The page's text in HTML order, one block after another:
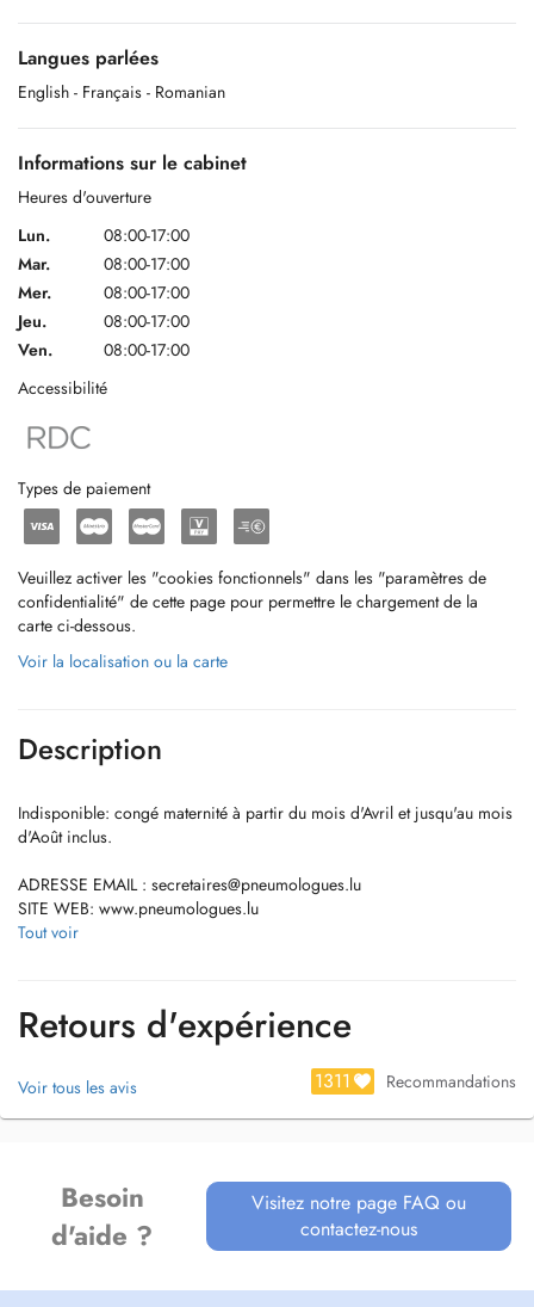
Langues parlées
English - Français - Romanian
Informations sur le cabinet
Heures d'ouverture
Lun.
08:00-17:00
Mar.
08:00-17:00
Mer.
08:00-17:00
Jeu.
08:00-17:00
Ven.
08:00-17:00
Accessibilité
Types de paiement
Veuillez activer les "cookies fonctionnels" dans les "paramètres de
confidentialité" de cette page pour permettre le chargement de la
carte ci-dessous.
Voir la localisation ou la carte
Description
Indisponible: congé maternité à partir du mois d'Avril et jusqu'au mois
d'Août inclus.
ADRESSE EMAIL : secretaires@pneumologues.lu
SITE WEB: www.pneumologues.lu
Dr Marion Chasseriaud est pneumologue au sein de la ZithaKlinik et
*Diplôme d'études spécialisées en Pneumologie.
*D.I.U: " Médecine du Sommeil & Vieillissement"
EMAIL :secretaires@pneumologues.luSITE WEB:
www.pneumologues.lu
pneumonies, BPCO, dilatation des bronches, tuberculose, pleurésie,
Tout voir
Retours d'expérience
Voir tous les avis 1311 Recommandations
Besoin
d'aide ?
Visitez notre page FAQ ou
contactez-nous